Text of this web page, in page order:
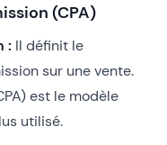
(CPA)
: Il définit le
sur une vente.
est le modèle
utilisé.